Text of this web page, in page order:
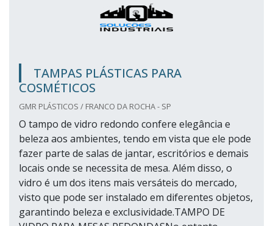
TAMPAS PLÁSTICAS PARA
COSMÉTICOS
GMR PLÁSTICOS / FRANCO DA ROCHA - SP
O tampo de vidro redondo confere elegância e
beleza aos ambientes, tendo em vista que ele pode
fazer parte de salas de jantar, escritórios e demais
locais onde se necessita de mesa. Além disso, o
vidro é um dos itens mais versáteis do mercado,
visto que pode ser instalado em diferentes objetos,
garantindo beleza e exclusividade.TAMPO DE